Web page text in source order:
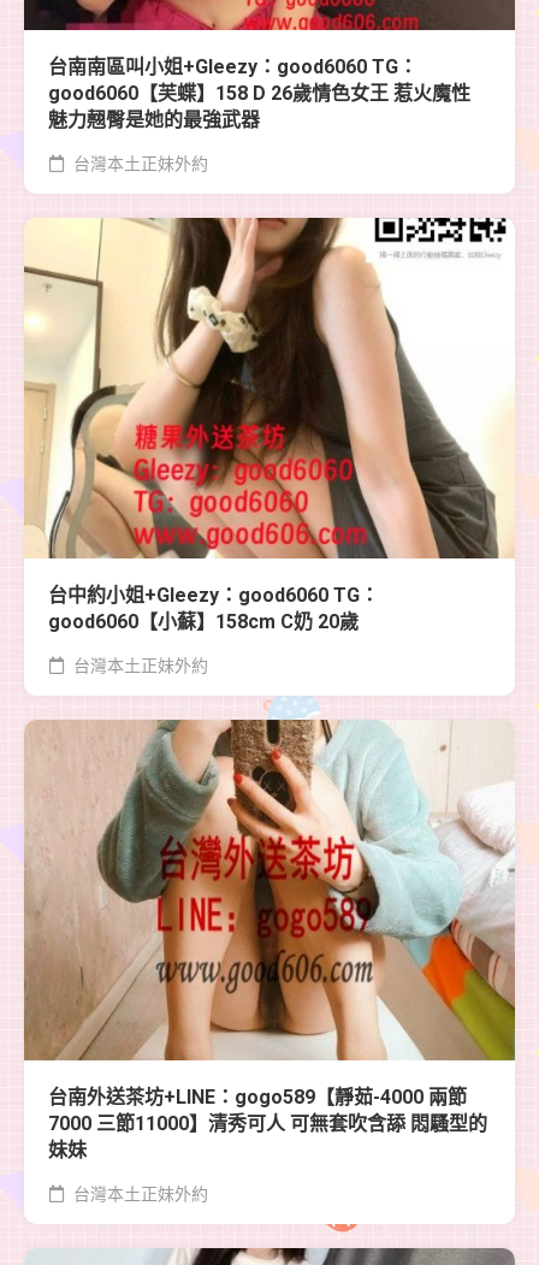
台南南區叫小姐+Gleezy：good6060 TG：
good6060【芙蝶】158 D 26歲情色女王 惹火魔性
魅力翹臀是她的最強武器
台灣本土正妹外約
台中約小姐+Gleezy：good6060 TG：
good6060【小蘇】158cm C奶 20歲
台灣本土正妹外約
台南外送茶坊+LINE：gogo589【靜茹-4000 兩節
7000 三節11000】清秀可人 可無套吹含舔 悶騷型的
妹妹
台灣本土正妹外約